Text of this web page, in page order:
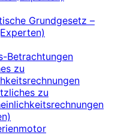
Grundgesetz –
Betrachtungen
zu
zu